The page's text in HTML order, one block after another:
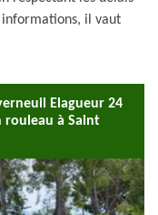
informations, il vaut
Elagueur 24
rouleau à Saint